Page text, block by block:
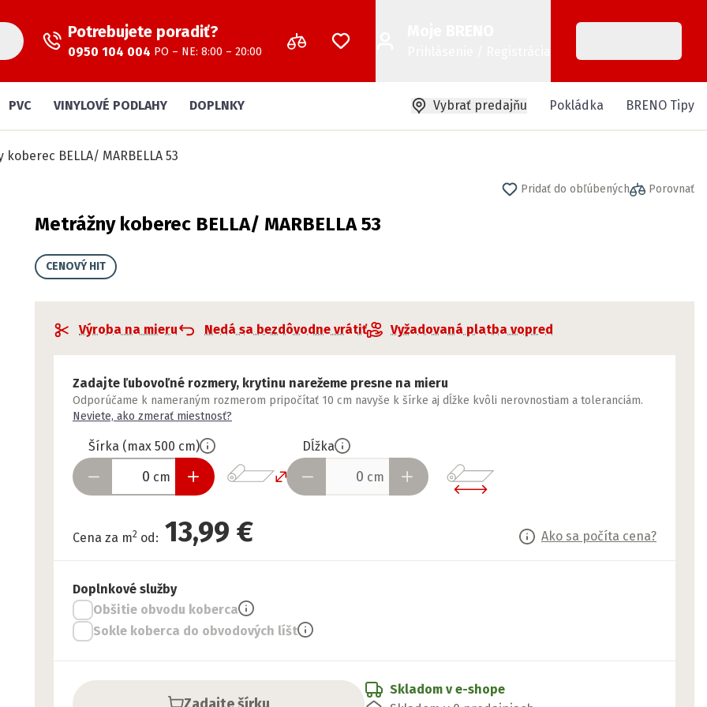
Potrebujete poradiť?
0950 104 004 PO – NE: 8:00 – 20:00
PVC VINYLOVÉ PODLAHY DOPLNKY Vybrať predajňu Pokládka BRENO Tipy
koberec BELLA/ MARBELLA 53
Pridať do obľúbených Porovnať
Metrážny koberec BELLA/ MARBELLA 53
CENOVÝ HIT
Výroba na mieru Nedá sa bezdôvodne vrátiť Vyžadovaná platba vopred
Zadajte ľubovoľné rozmery, krytinu narežeme presne na mieru
Odporúčame k nameraným rozmerom pripočítať 10 cm navyše k šírke aj dĺžke kvôli nerovnostiam a toleranciám.
Neviete, ako zmerať miestnosť?
Šírka (max 500 cm)
cm
Dĺžka
cm
Cena za m2 od: 13,99 € Ako sa počíta cena?
Doplnkové služby
Obšitie obvodu koberca
Sokle koberca do obvodových líšt
Skladom v e-shope